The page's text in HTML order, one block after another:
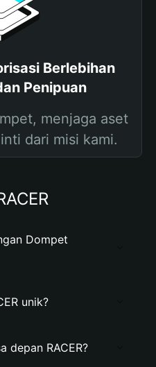
Berlebihan
Penipuan
menjaga aset
dari misi kami.
Dompet
unik?
depan RACER?